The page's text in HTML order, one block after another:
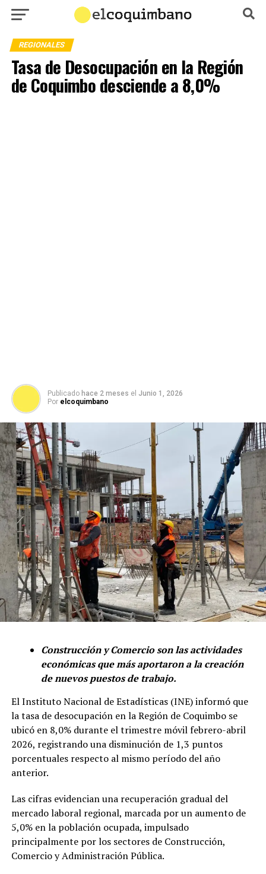
REGIONALES
Tasa de Desocupación en la Región
de Coquimbo desciende a 8,0%
Publicado hace 2 meses el Junio 1, 2026
Por elcoquimbano
Construcción y Comercio son las actividades
económicas que más aportaron a la creación
de nuevos puestos de trabajo.
El Instituto Nacional de Estadísticas (INE) informó que
la tasa de desocupación en la Región de Coquimbo se
ubicó en 8,0% durante el trimestre móvil febrero-abril
2026, registrando una disminución de 1,3 puntos
porcentuales respecto al mismo período del año
anterior.
Las cifras evidencian una recuperación gradual del
mercado laboral regional, marcada por un aumento de
5,0% en la población ocupada, impulsado
principalmente por los sectores de Construcción,
Comercio y Administración Pública.